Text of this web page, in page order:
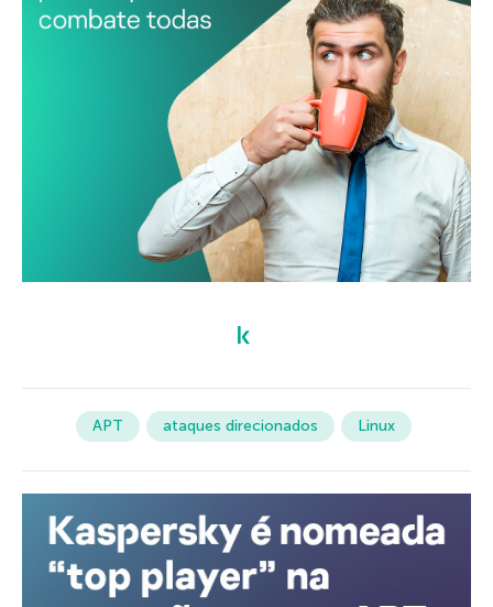
APT ataques direcionados Linux